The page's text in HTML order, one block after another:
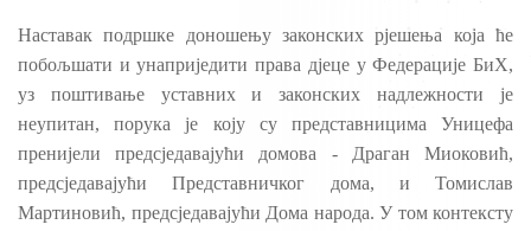
Наставак подршке доношењу законских рјешења која ће
побољшати и унаприједити права дјеце у Федерације БиХ,
уз поштивање уставних и законских надлежности је
неупитан, порука је коју су представницима Уницефа
пренијели предсједавајући домова - Драган Миоковић,
предсједавајући Представничког дома, и Томислав
Мартиновић, предсједавајући Дома народа. У том контексту